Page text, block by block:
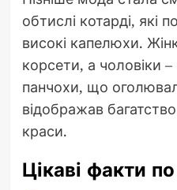
обтислі котарді, які
високі капелюхи.
корсети, а чоловіки
панчохи, що
відображав
краси.
Цікаві факти